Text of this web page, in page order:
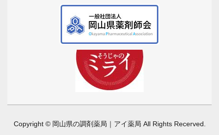
Copyright © 岡山県の調剤薬局｜アイ薬局 All Rights Recerved.